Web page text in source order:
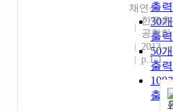
출력
30
출력
50
출력
100
출력
채연석
한국추
공학회
2013
p.1-1